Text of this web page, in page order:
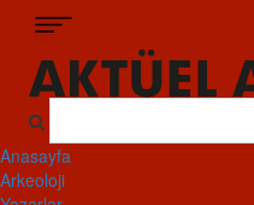
Anasayfa
Arkeoloji